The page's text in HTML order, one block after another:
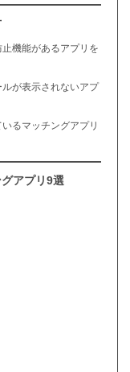
機能があるアプリを
が表示されないアプ
るマッチングアプリ
アプリ9選